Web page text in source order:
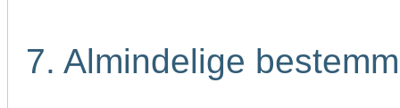
7. Almindelige